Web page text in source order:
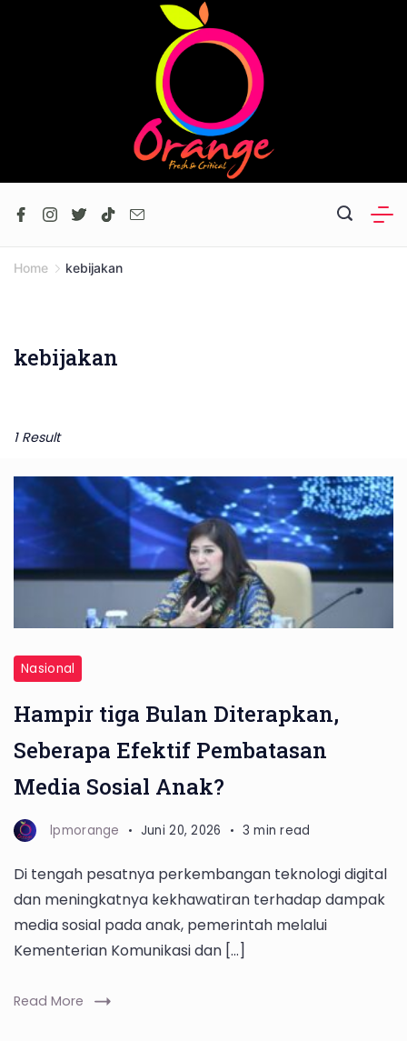
Home kebijakan
kebijakan
1 Result
Nasional
Hampir tiga Bulan Diterapkan,
Seberapa Efektif Pembatasan
Media Sosial Anak?
lpmorange Juni 20, 2026 3 min read
Di tengah pesatnya perkembangan teknologi digital
dan meningkatnya kekhawatiran terhadap dampak
media sosial pada anak, pemerintah melalui
Kementerian Komunikasi dan […]
Read More